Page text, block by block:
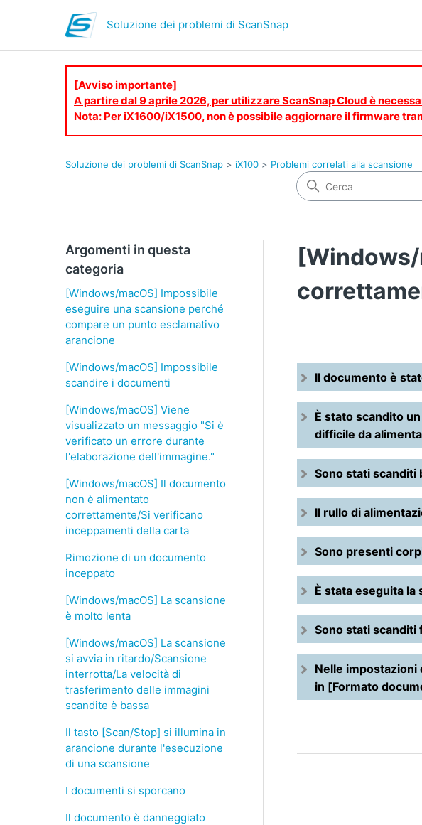
Soluzione dei problemi di ScanSnap
[Avviso importante]
A partire dal 9 aprile 2026, per utilizzare ScanSnap Cloud è
Nota: Per iX1600/iX1500, non è possibile aggiornare il firmware
Soluzione dei problemi di ScanSnap iX100 Problemi correlati alla scansione
Argomenti in questa
categoria
[Windows/macOS] Impossibile
eseguire una scansione perché
compare un punto esclamativo
arancione
[Windows/macOS] Impossibile
scandire i documenti
[Windows/macOS] Viene
visualizzato un messaggio "Si è
verificato un errore durante
l'elaborazione dell'immagine."
[Windows/macOS] Il documento
non è alimentato
correttamente/Si verificano
inceppamenti della carta
Rimozione di un documento
inceppato
[Windows/macOS] La scansione
è molto lenta
[Windows/macOS] La scansione
si avvia in ritardo/Scansione
interrotta/La velocità di
trasferimento delle immagini
scandite è bassa
Il tasto [Scan/Stop] si illumina in
arancione durante l'esecuzione
di una scansione
I documenti si sporcano
Il documento è danneggiato
Il documento è
È stato scandito
difficile da
Sono stati scanditi
Il rullo di
Sono presenti
È stata eseguita
Sono stati scanditi
Nelle impostazioni
in [Formato